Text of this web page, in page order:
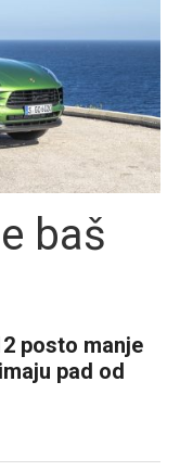
baš
posto manje
pad od